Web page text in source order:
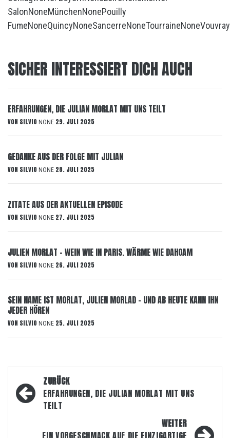
SalonNoneMünchenNonePouilly
FumeNoneQuincyNoneSancerreNoneTourraineNoneVouvray
SICHER INTERESSIERT DICH AUCH
ERFAHRUNGEN, DIE JULIAN MORLAT MIT UNS TEILT
VON SILVIO NONE 29. JULI 2025
GEDANKE AUS DER FOLGE MIT JULIAN
VON SILVIO NONE 28. JULI 2025
ZITATE AUS DER AKTUELLEN EPISODE
VON SILVIO NONE 27. JULI 2025
JULIEN MORLAT – WEIN WIE IN PARIS. WÄRME WIE DAHOAM
VON SILVIO NONE 26. JULI 2025
SEIN NAME IST MORLAT, JULIEN MORLAD – UND AB HEUTE KANN IHN
JEDER HÖREN
VON SILVIO NONE 25. JULI 2025
Beitragsnavigation
ZURÜCK
ERFAHRUNGEN, DIE JULIAN MORLAT MIT UNS
TEILT
WEITER
EIN VORGESCHMACK AUF DIE EINZIGARTIGE